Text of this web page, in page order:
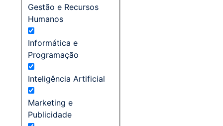
Gestão e Recursos
Humanos
Informática e
Programação
Inteligência Artificial
Marketing e
Publicidade